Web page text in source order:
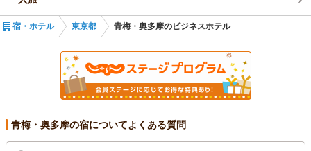
宿・ホテル 東京都 青梅・奥多摩のビジネスホテル
青梅・奥多摩の宿についてよくある質問